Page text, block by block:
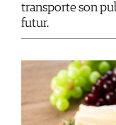
transporte son
futur.